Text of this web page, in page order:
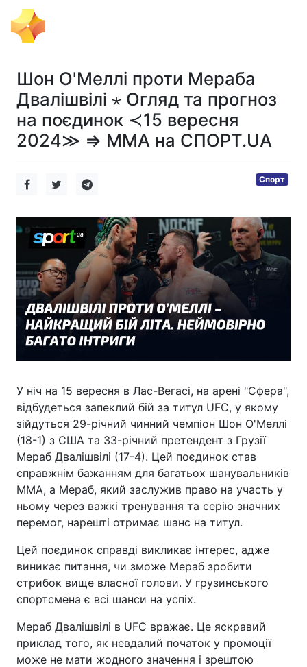
Шон О'Меллі проти Мераба
Двалішвілі ⋆ Огляд та прогноз
на поєдинок ≺15 вересня
2024≫ ⇒ MMA на СПОРТ.UA
Спорт
У ніч на 15 вересня в Лас-Вегасі, на арені "Сфера",
відбудеться запеклий бій за титул UFC, у якому
зійдуться 29-річний чинний чемпіон Шон О'Меллі
(18-1) з США та 33-річний претендент з Грузії
Мераб Двалішвілі (17-4). Цей поєдинок став
справжнім бажанням для багатьох шанувальників
ММА, а Мераб, який заслужив право на участь у
ньому через важкі тренування та серію значних
перемог, нарешті отримає шанс на титул.
Цей поєдинок справді викликає інтерес, адже
виникає питання, чи зможе Мераб зробити
стрибок вище власної голови. У грузинського
спортсмена є всі шанси на успіх.
Мераб Двалішвілі в UFC вражає. Це яскравий
приклад того, як невдалий початок у промоції
може не мати жодного значення і зрештою